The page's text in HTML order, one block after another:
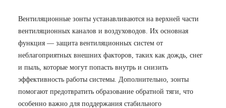
Вентиляционные зонты устанавливаются на верхней части
вентиляционных каналов и воздуховодов. Их основная
функция — защита вентиляционных систем от
неблагоприятных внешних факторов, таких как дождь, снег
и пыль, которые могут попасть внутрь и снизить
эффективность работы системы. Дополнительно, зонты
помогают предотвратить образование обратной тяги, что
особенно важно для поддержания стабильного